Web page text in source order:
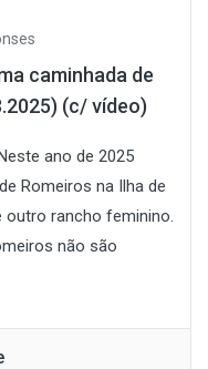
caminhada de
(c/ vídeo)
ano de 2025
Romeiros na Ilha de
outro rancho feminino.
não são